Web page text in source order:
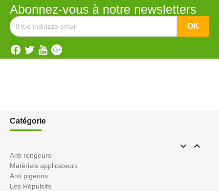
Abonnez-vous à notre newsletters
Catégorie
 
Anti rongeurs
Matériels applicateurs
Anti pigeons
Les Répulsifs